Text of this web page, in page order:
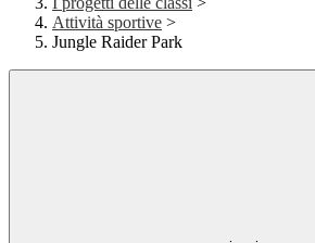
Attività sportive >
Jungle Raider Park